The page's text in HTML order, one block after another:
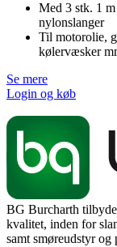
Med 3 stk. 1 m
nylonslanger
Til motorolie,
kølervæsker
Se mere
Login og køb
BG Burcharth
kvalitet, inden for
samt smøreudstyr